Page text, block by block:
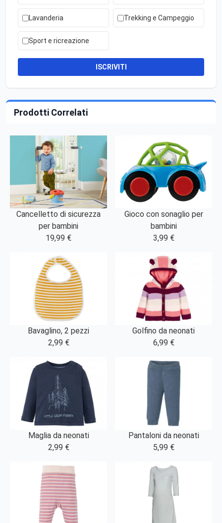
Lavanderia Trekking e Campeggio
Sport e ricreazione
ISCRIVITI
Prodotti Correlati
Cancelletto di sicurezza
per bambini
19,99 €
Gioco con sonaglio per
bambini
3,99 €
Bavaglino, 2 pezzi
2,99 €
Golfino da neonati
6,99 €
Maglia da neonati
2,99 €
Pantaloni da neonati
5,99 €